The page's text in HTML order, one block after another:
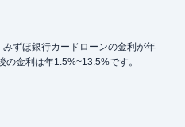
ずほ銀行カードローンの金利が年
金利は年1.5%~13.5%です。